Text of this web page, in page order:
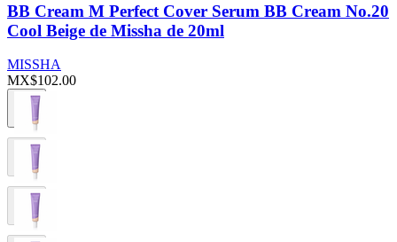
BB Cream M Perfect Cover Serum BB Cream No.20
Cool Beige de Missha de 20ml
MISSHA
MX$102.00